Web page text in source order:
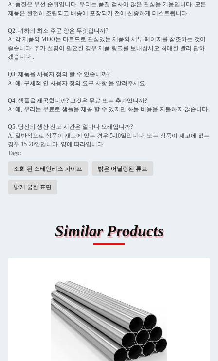
A: 품질은 우선 순위입니다. 우리는 품질 검사에 많은 관심을 기울입니다. 모든
제품은 완전히 조립되고 배송에 포장되기 전에 신중하게 테스트됩니다.
Q2: 귀하의 최소 주문 양은 무엇입니까?
A: 각 제품의 MOQ는 다르므로 관심있는 제품의 세부 페이지를 참조하는 것이
좋습니다. 추가 설명이 필요한 경우 제품 링크를 보내십시오.최대한 빨리 답하
겠습니다..
Q3: 제품을 사용자 정의 할 수 있습니까?
A: 예. 구체적 인 사용자 정의 요구 사항 을 알려주세요.
Q4: 샘플을 제공합니까? 그것은 무료 또는 추가입니까?
A: 예, 우리는 무료로 샘플을 제공 할 수 있지만 화물 비용을 지불하지 않습니다.
Q5: 당신의 생산 선도 시간은 얼마나 오래입니까?
A: 일반적으로 상품이 재고에 있는 경우 5-10일입니다. 또는 상품이 재고에 없는
경우 15-20일입니다. 양에 따라입니다.
Tags:
소화 된 스테인레스 파이프 밝은 어닐링된 튜브
밝게 굽힌 표면
Similar Products